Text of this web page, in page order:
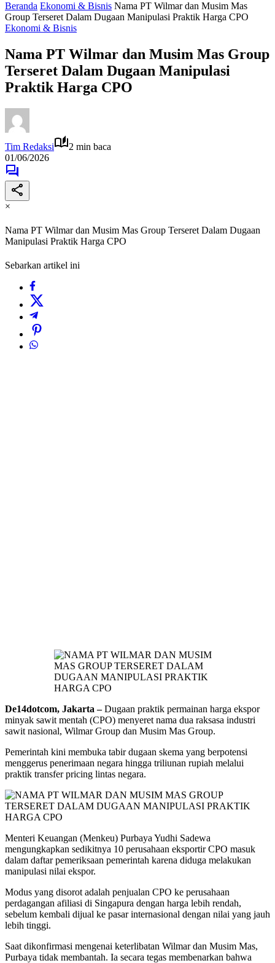
Beranda Ekonomi & Bisnis Nama PT Wilmar dan Musim Mas
Group Terseret Dalam Dugaan Manipulasi Praktik Harga CPO
Ekonomi & Bisnis
Nama PT Wilmar dan Musim Mas Group
Terseret Dalam Dugaan Manipulasi
Praktik Harga CPO
Tim Redaksi
2 min baca
01/06/2026
×
Nama PT Wilmar dan Musim Mas Group Terseret Dalam Dugaan
Manipulasi Praktik Harga CPO
Sebarkan artikel ini
De14dotcom, Jakarta –Dugaan praktik permainan harga ekspor
minyak sawit mentah (CPO) menyeret nama dua raksasa industri
sawit nasional, Wilmar Group dan Musim Mas Group.
Pemerintah kini membuka tabir dugaan skema yang berpotensi
menggerus penerimaan negara hingga triliunan rupiah melalui
praktik transfer pricing lintas negara.
Menteri Keuangan (Menkeu) Purbaya Yudhi Sadewa
mengungkapkan sedikitnya 10 perusahaan eksportir CPO masuk
dalam daftar pemeriksaan pemerintah karena diduga melakukan
manipulasi nilai ekspor.
Modus yang disorot adalah penjualan CPO ke perusahaan
perdagangan afiliasi di Singapura dengan harga lebih rendah,
sebelum kembali dijual ke pasar internasional dengan nilai yang jauh
lebih tinggi.
Saat dikonfirmasi mengenai keterlibatan Wilmar dan Musim Mas,
Purbaya tidak membantah. Ia secara tegas membenarkan bahwa